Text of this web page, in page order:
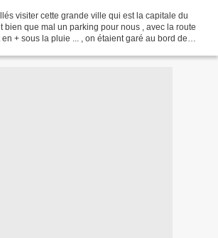
visiter cette grande ville qui est la capitale du
bien que mal un parking pour nous , avec la route
+ sous la pluie ... , on étaient garé au bord de